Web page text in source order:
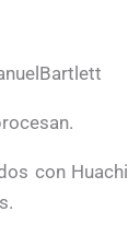
con